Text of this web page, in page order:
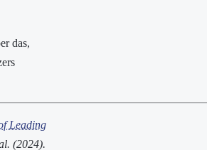
das,
Leading
(2024).